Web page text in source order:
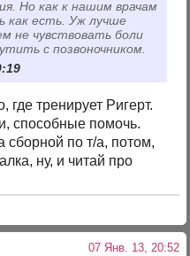
Но как к нашим врачам
как есть. Уж лучше
не чувствовать боли
с позвоночником.
тренирует Ригерт.
способные помочь.
по т/а, потом,
ну, и читай про
07 Янв. 13, 20:52